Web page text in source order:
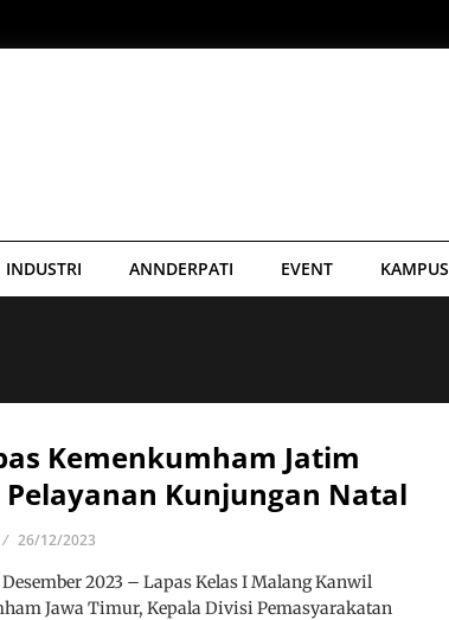
INDUSTRI ANNDERPATI EVENT KAMPUS
Kemenkumham Jatim
Kunjungan Natal
26/12/2023
2023 – Lapas Kelas I Malang Kanwil
Jawa Timur, Kepala Divisi Pemasyarakatan